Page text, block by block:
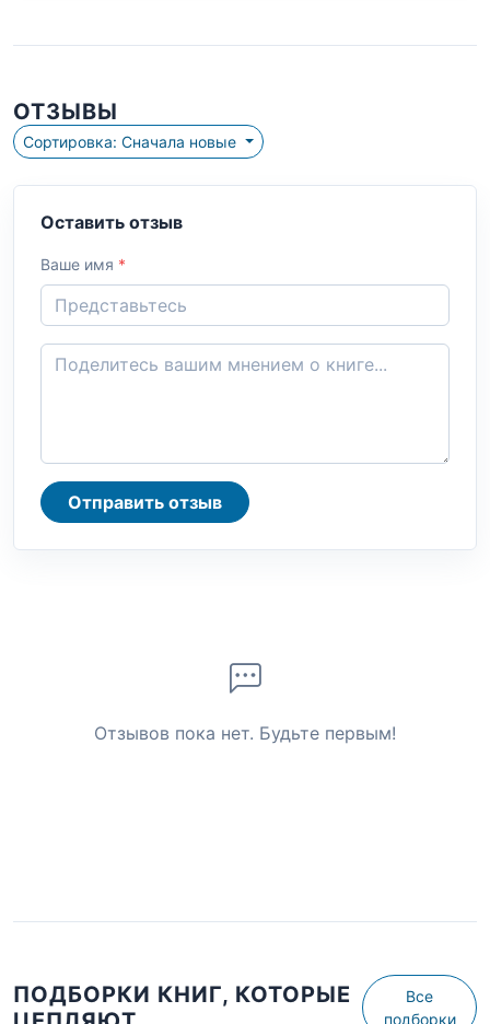
ОТЗЫВЫ
Сортировка: Сначала новые
Оставить отзыв
Ваше имя *
Отправить отзыв
Отзывов пока нет. Будьте первым!
ПОДБОРКИ КНИГ, КОТОРЫЕ
Все
подборки